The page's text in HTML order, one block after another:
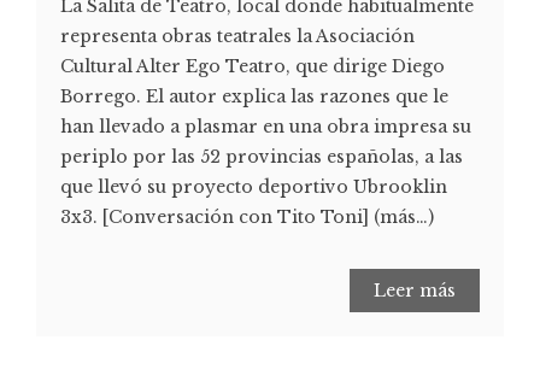
La Salita de Teatro, local donde habitualmente
representa obras teatrales la Asociación
Cultural Alter Ego Teatro, que dirige Diego
Borrego. El autor explica las razones que le
han llevado a plasmar en una obra impresa su
periplo por las 52 provincias españolas, a las
que llevó su proyecto deportivo Ubrooklin
3x3. [Conversación con Tito Toni] (más…)
Leer más